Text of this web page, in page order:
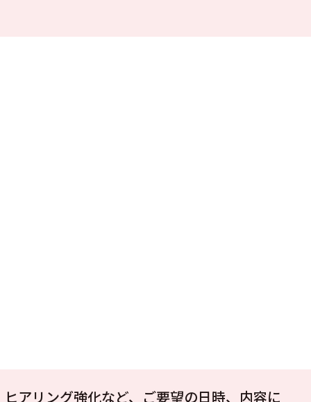
アリング強化など、ご要望の日時、内容に